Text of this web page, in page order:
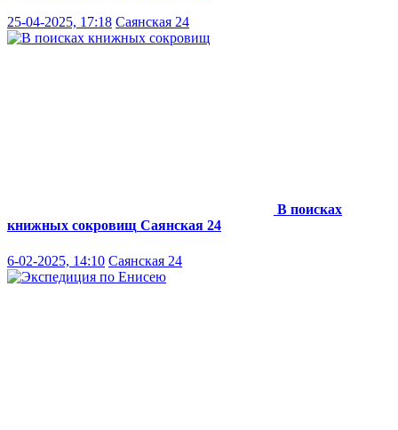
25-04-2025, 17:18 Саянская 24
В поисках
книжных сокровищ Саянская 24
6-02-2025, 14:10 Саянская 24